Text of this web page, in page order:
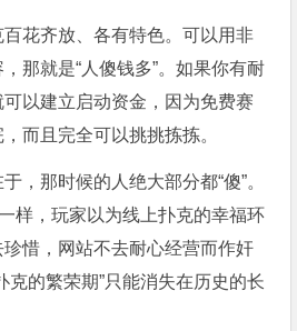
花齐放、各有特色。可以用非
那就是“人傻钱多”。如果你有耐
以建立启动资金，因为免费赛
而且完全可以挑挑拣拣。
，那时候的人绝大部分都“傻”。
样，玩家以为线上扑克的幸福环
惜，网站不去耐心经营而作奸
克的繁荣期”只能消失在历史的长